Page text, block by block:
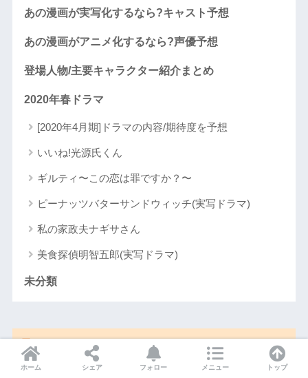
あの漫画が実写化するなら?キャスト予想
あの漫画がアニメ化するなら?声優予想
登場人物/主要キャラクター紹介まとめ
2020年春ドラマ
[2020年4月期]ドラマの内容/期待度を予想
いいね!光源氏くん
ギルティ〜この恋は罪ですか？〜
ピーナッツバターサンドウィッチ(実写ドラマ)
私の家政夫ナギサさん
美食探偵明智五郎(実写ドラマ)
未分類
Recent Posts
ホーム シェア フォロー メニュー トップ